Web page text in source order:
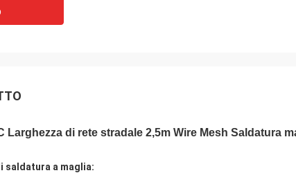
Larghezza di rete stradale 2,5m Wire Mesh Saldatura
saldatura a maglia: